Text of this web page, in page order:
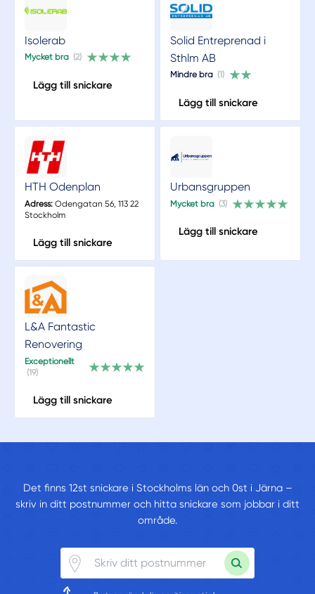
Isolerab
Mycket bra (2)
Lägg till snickare
Solid Entreprenad i
Sthlm AB
Mindre bra (1)
Lägg till snickare
HTH Odenplan
Adress:Odengatan 56, 113 22
Stockholm
Lägg till snickare
Urbansgruppen
Mycket bra (3)
Lägg till snickare
L&A Fantastic
Renovering
Exceptionellt
(19)
Lägg till snickare
Det finns 12st snickare i Stockholms län och 0st i Järna –
skriv in ditt postnummer och hitta snickare som jobbar i ditt
område.